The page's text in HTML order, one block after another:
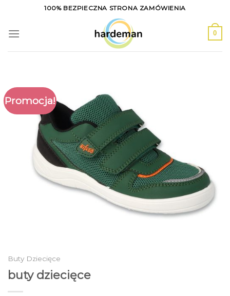
content
100% BEZPIECZNA STRONA ZAMÓWIENIA
0
Promocja!
Buty Dziecięce
buty dziecięce